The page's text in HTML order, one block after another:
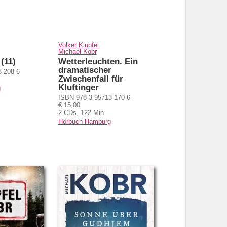
208-6
Volker Klüpfel
Michael Kobr
Wetterleuchten. Ein
dramatischer
Zwischenfall für
Kluftinger
ISBN 978-3-95713-170-6
€ 15,00
2 CDs, 122 Min
Hörbuch Hamburg